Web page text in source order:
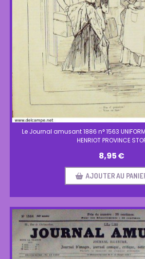
Le Journal amusant 1886 n° 1563
HENRIOT PROVINCE
8,95€
AJOUTER AU